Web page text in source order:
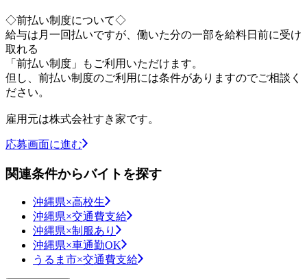
◇前払い制度について◇
給与は月一回払いですが、働いた分の一部を給料日前に受け
取れる
「前払い制度」もご利用いただけます。
但し、前払い制度のご利用には条件がありますのでご相談く
ださい。
雇用元は株式会社すき家です。
応募画面に進む
関連条件からバイトを探す
沖縄県×高校生
沖縄県×交通費支給
沖縄県×制服あり
沖縄県×車通勤OK
うるま市×交通費支給